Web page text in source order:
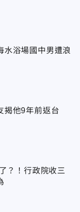
水浴場國中男遭浪
揭他9年前返台
？！行政院收三